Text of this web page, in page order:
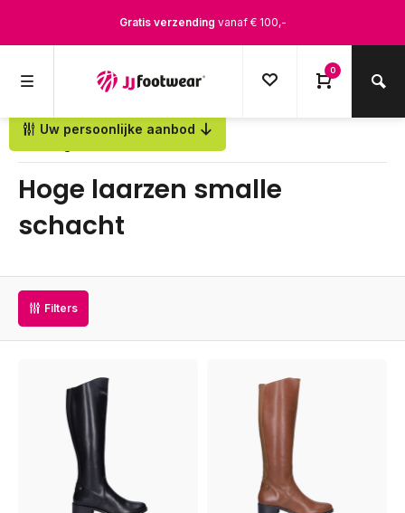
Gratis verzending vanaf € 100,-
0
Uw persoonlijke aanbod
Hoge laarzen smalle
schacht
Filters